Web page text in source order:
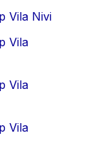
Vila Nivi
Vila
Vila
Vila